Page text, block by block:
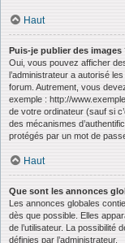
Haut
Puis-je publier des images
Oui, vous pouvez afficher
l’administrateur a autorisé
forum. Autrement, vous
exemple : http://
de votre ordinateur (sauf si
des mécanismes
protégés par un mot de
Haut
Que sont les annonces
Les annonces globales
dès que possible. Elles
de l’utilisateur. La possibilité
définies par l’administrateur.